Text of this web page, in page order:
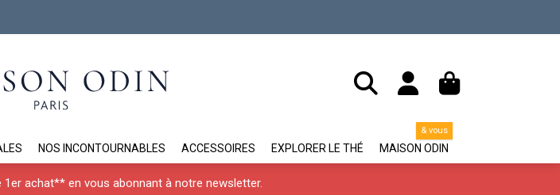
NOS INCONTOURNABLES ACCESSOIRES EXPLORER LE THÉ MAISON ODIN
& vous
1er achat** en vous abonnant à notre newsletter.